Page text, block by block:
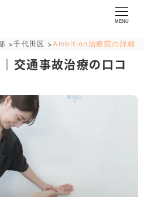
MENU
>千代田区 >Ambition治療院の詳細
交通事故治療の口コ